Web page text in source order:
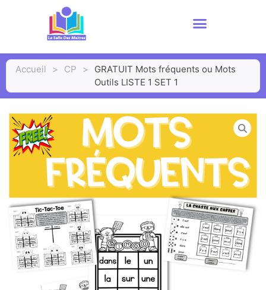
Accueil > CP >
GRATUIT Mots fréquents ou Mots
Outils LISTE 1 SET 1